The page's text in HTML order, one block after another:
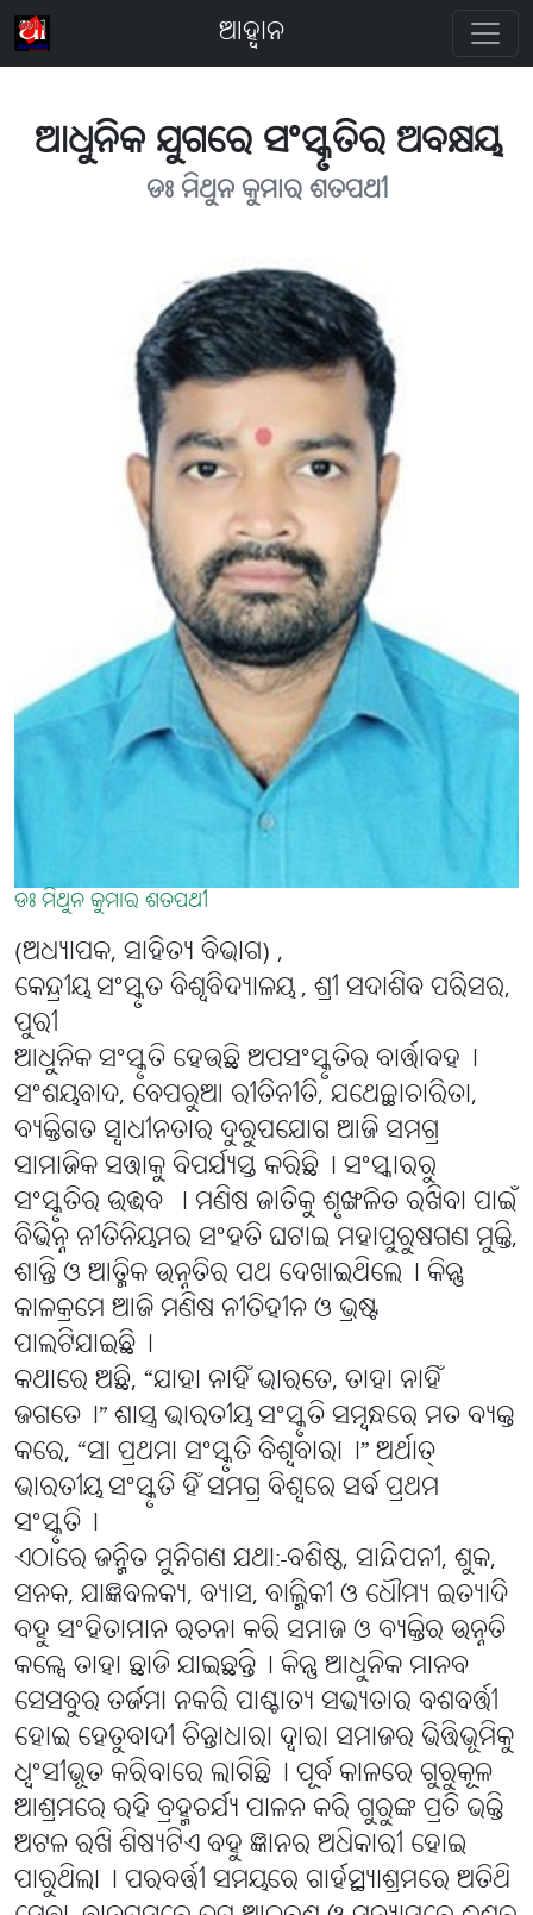
ଆହ୍ବାନ
ଆଧୁନିକ ଯୁଗରେ ସଂସ୍କୃତିର ଅବକ୍ଷୟ
ଡଃ ମିଥୁନ କୁମାର ଶତପଥୀ
ଡଃ ମିଥୁନ କୁମାର ଶତପଥୀ
(ଅଧ୍ୟାପକ, ସାହିତ୍ୟ ବିଭାଗ) ,
କେନ୍ଦ୍ରୀୟ ସଂସ୍କୃତ ବିଶ୍ୱବିଦ୍ୟାଳୟ , ଶ୍ରୀ ସଦାଶିବ ପରିସର,
ପୁରୀ
ଆଧୁନିକ ସଂସ୍କୃତି ହେଉଛି ଅପସଂସ୍କୃତିର ବାର୍ତ୍ତାବହ୤
ସଂଶୟବାଦ, ବେପରୁଆ ରୀତିନୀତି, ଯଥେଚ୍ଛାଚାରିତା,
ବ୍ୟକ୍ତିଗତ ସ୍ବାଧୀନତାର ଦୁରୁପଯୋଗ ଆଜି ସମଗ୍ର
ସାମାଜିକ ସତ୍ତାକୁ ବିପର୍ଯ୍ୟସ୍ତ କରିଛି। ସଂସ୍କାରରୁ
ସଂସ୍କୃତିର ଉଦ୍ଭବ । ମଣିଷ ଜାତିକୁ ଶୃଙ୍ଖଳିତ ରଖିବା ପାଇଁ
ବିଭିନ୍ନ ନୀତିନିୟମର ସଂହତି ଘଟାଇ ମହାପୁରୁଷଗଣ ମୁକ୍ତି,
ଶାନ୍ତି ଓ ଆତ୍ମିକ ଉନ୍ନତିର ପଥ ଦେଖାଇଥିଲେ୤ କିନ୍ତୁ
କାଳକ୍ରମେ ଆଜି ମଣିଷ ନୀତିହୀନ ଓ ଭ୍ରଷ୍ଟ
ପାଲଟିଯାଇଛି୤
କଥାରେ ଅଛି, “ଯାହା ନାହିଁ ଭାରତେ, ତାହା ନାହିଁ
ଜଗତେ୤” ଶାସ୍ତ୍ର ଭାରତୀୟ ସଂସ୍କୃତି ସମ୍ବନ୍ଧରେ ମତ ବ୍ୟକ୍ତ
କରେ, “ସା ପ୍ରଥମା ସଂସ୍କୃତି ବିଶ୍ବବାରା୤” ଅର୍ଥାତ୍
ଭାରତୀୟ ସଂସ୍କୃତି ହିଁ ସମଗ୍ର ବିଶ୍ବରେ ସର୍ବ ପ୍ରଥମ
ସଂସ୍କୃତି୤
ଏଠାରେ ଜନ୍ମିତ ମୁନିଗଣ ଯଥା:-ବଶିଷ୍ଠ, ସାନ୍ଦିପନୀ, ଶୁକ,
ସନକ, ଯାଜ୍ଞବଳକ୍ୟ, ବ୍ୟାସ, ବାଲ୍ମିକୀ ଓ ଧୌମ୍ୟ ଇତ୍ୟାଦି
ବହୁ ସଂହିତାମାନ ରଚନା କରି ସମାଜ ଓ ବ୍ୟକ୍ତିର ଉନ୍ନତି
କଳ୍ପେ ତାହା ଛାଡି ଯାଇଛନ୍ତି୤ କିନ୍ତୁ ଆଧୁନିକ ମାନବ
ସେସବୁର ତର୍ଜମା ନକରି ପାଶ୍ଚାତ୍ୟ ସଭ୍ୟତାର ବଶବର୍ତ୍ତୀ
ହୋଇ ହେତୁବାଦୀ ଚିନ୍ତାଧାରା ଦ୍ବାରା ସମାଜର ଭିତ୍ତିଭୂମିକୁ
ଧ୍ବଂସୀଭୂତ କରିବାରେ ଲାଗିଛି୤ ପୂର୍ବ କାଳରେ ଗୁରୁକୂଳ
ଆଶ୍ରମରେ ରହି ବ୍ରହ୍ମଚର୍ଯ୍ୟ ପାଳନ କରି ଗୁରୁଙ୍କ ପ୍ରତି ଭକ୍ତି
ଅଟଳ ରଖି ଶିଷ୍ୟଟିଏ ବହୁ ଜ୍ଞାନର ଅଧିକାରୀ ହୋଇ
ପାରୁଥିଲା୤ ପରବର୍ତ୍ତୀ ସମୟରେ ଗାର୍ହସ୍ଥ୍ୟାଶ୍ରମରେ ଅତିଥି